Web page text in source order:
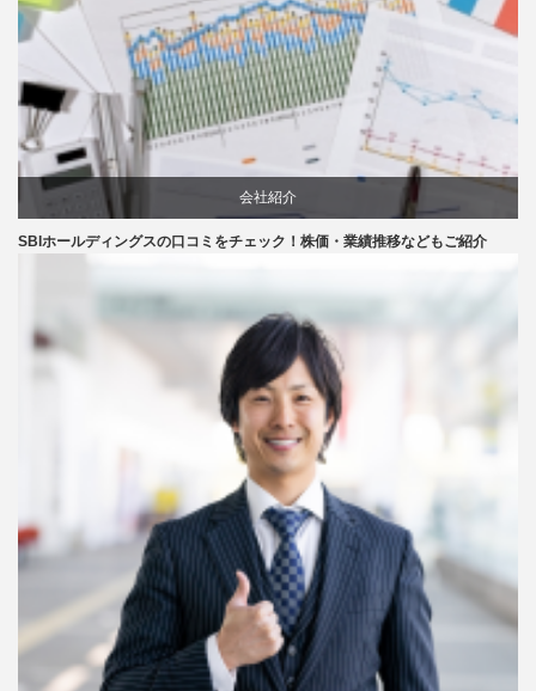
会社紹介
SBIホールディングスの口コミをチェック！株価・業績推移などもご紹介